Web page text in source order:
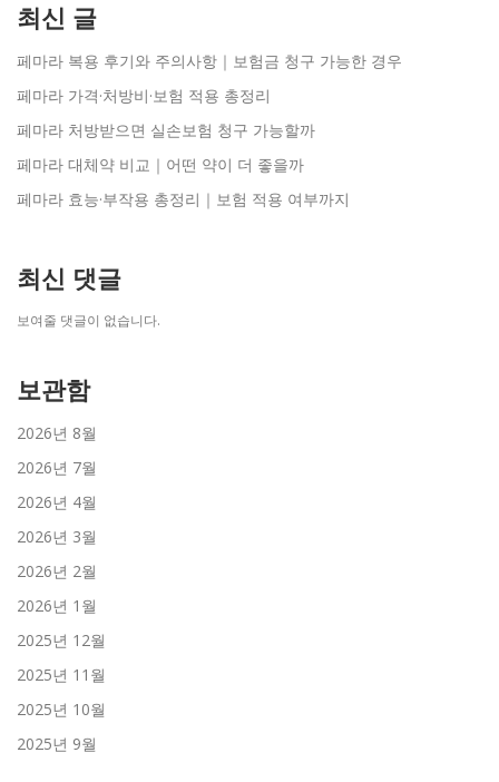
최신 글
페마라 복용 후기와 주의사항｜보험금 청구 가능한 경우
페마라 가격·처방비·보험 적용 총정리
페마라 처방받으면 실손보험 청구 가능할까
페마라 대체약 비교｜어떤 약이 더 좋을까
페마라 효능·부작용 총정리｜보험 적용 여부까지
최신 댓글
보여줄 댓글이 없습니다.
보관함
2026년 8월
2026년 7월
2026년 4월
2026년 3월
2026년 2월
2026년 1월
2025년 12월
2025년 11월
2025년 10월
2025년 9월